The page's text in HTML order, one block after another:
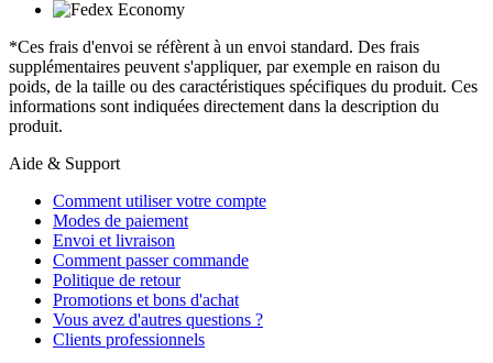
*Ces frais d'envoi se réfèrent à un envoi standard. Des frais
supplémentaires peuvent s'appliquer, par exemple en raison du
poids, de la taille ou des caractéristiques spécifiques du produit. Ces
informations sont indiquées directement dans la description du
produit.
Aide & Support
Comment utiliser votre compte
Modes de paiement
Envoi et livraison
Comment passer commande
Politique de retour
Promotions et bons d'achat
Vous avez d'autres questions ?
Clients professionnels